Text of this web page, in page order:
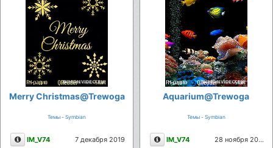
Merry Christmas@Trewoga
Темы - Symbian
Описание
IM_V74 7 декабря 2019
Aquarium@Trewoga
Темы - Symbian
Описание
IM_V74 28 ноября 2019